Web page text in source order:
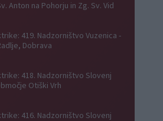
Anton na Pohorju in Zg. Sv. Vid
419. Nadzorništvo Vuzenica -
Dobrava
418. Nadzorništvo Slovenj
Otiški Vrh
416. Nadzorništvo Slovenj